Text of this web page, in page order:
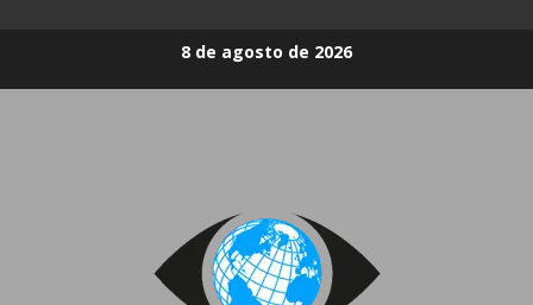
8 de agosto de 2026